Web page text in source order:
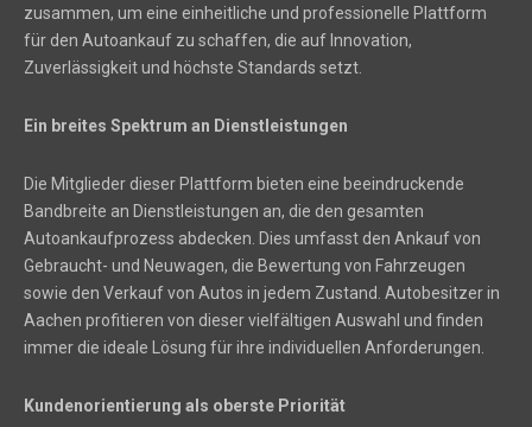
zusammen, um eine einheitliche und professionelle Plattform
für den Autoankauf zu schaffen, die auf Innovation,
Zuverlässigkeit und höchste Standards setzt.
Ein breites Spektrum an Dienstleistungen
Die Mitglieder dieser Plattform bieten eine beeindruckende
Bandbreite an Dienstleistungen an, die den gesamten
Autoankaufprozess abdecken. Dies umfasst den Ankauf von
Gebraucht- und Neuwagen, die Bewertung von Fahrzeugen
sowie den Verkauf von Autos in jedem Zustand. Autobesitzer in
Aachen profitieren von dieser vielfältigen Auswahl und finden
immer die ideale Lösung für ihre individuellen Anforderungen.
Kundenorientierung als oberste Priorität